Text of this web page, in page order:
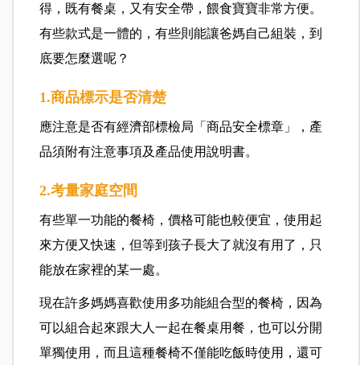
得，既有餐桌，又有安全帶，餵食寶寶非常方便。
有些款式是一體的，有些則能讓爸媽自己組裝，到
底要怎麼選呢？
1.商品標示是否清楚
應注意是否有經濟部標檢局「商品安全標章」，產
品須附有注意事項及產品使用說明書。
2.考量家庭空間
有些單一功能的餐椅，價格可能也較便宜，使用起
來方便又快速，但等到孩子長大了就沒有用了，只
能放在家裡的某一處。
現在許多媽媽喜歡使用多功能組合型的餐椅，因為
可以組合起來跟大人一起在餐桌用餐，也可以分開
單獨使用，而且這種餐椅不僅能吃飯時使用，還可